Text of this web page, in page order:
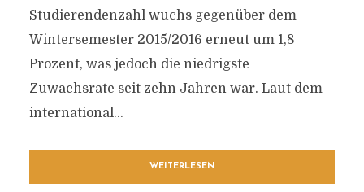
Studierendenzahl wuchs gegenüber dem
Wintersemester 2015/2016 erneut um 1,8
Prozent, was jedoch die niedrigste
Zuwachsrate seit zehn Jahren war. Laut dem
international...
WEITERLESEN